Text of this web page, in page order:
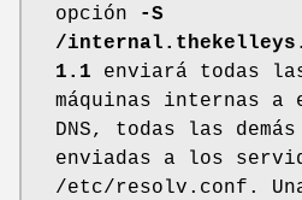
opción
-S
/
1.1 enviará todas
máquinas internas a
DNS, todas las
enviadas a los
/etc/resolv.conf.